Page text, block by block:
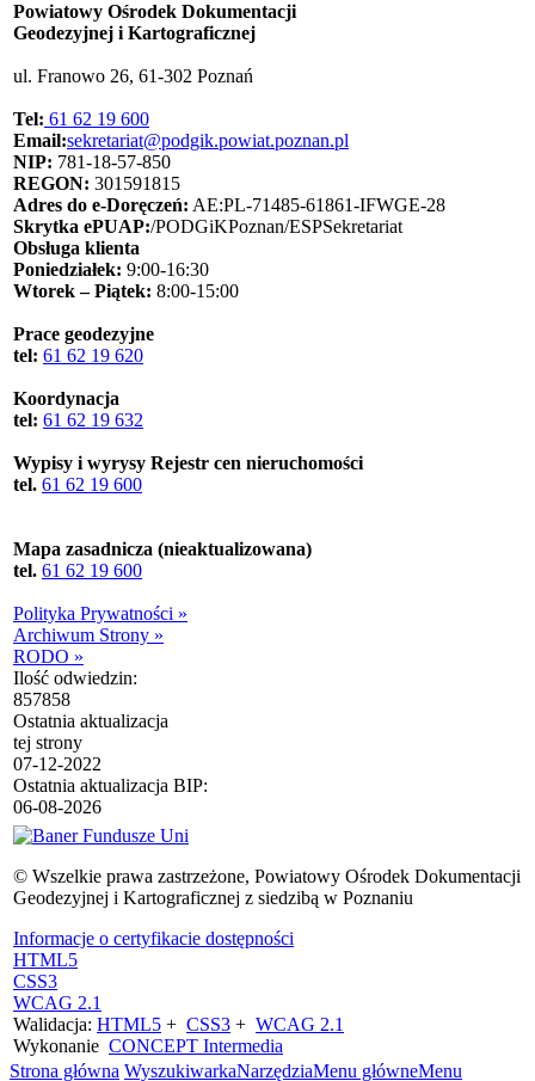
Powiatowy Ośrodek Dokumentacji
Geodezyjnej i Kartograficznej
ul. Franowo 26, 61-302 Poznań
Tel: 61 62 19 600
Email:sekretariat@podgik.powiat.poznan.pl
NIP: 781-18-57-850
REGON: 301591815
Adres do e-Doręczeń: AE:PL-71485-61861-IFWGE-28
Skrytka ePUAP:/PODGiKPoznan/ESPSekretariat
Obsługa klienta
Poniedziałek: 9:00-16:30
Wtorek – Piątek: 8:00-15:00
Prace geodezyjne
tel: 61 62 19 620
Koordynacja
tel: 61 62 19 632
Wypisy i wyrysy Rejestr cen nieruchomości
tel. 61 62 19 600
Mapa zasadnicza (nieaktualizowana)
tel. 61 62 19 600
Polityka Prywatności »
Archiwum Strony »
RODO »
Ilość odwiedzin:
857858
Ostatnia aktualizacja
tej strony
07-12-2022
Ostatnia aktualizacja BIP:
06-08-2026
© Wszelkie prawa zastrzeżone, Powiatowy Ośrodek Dokumentacji
Geodezyjnej i Kartograficznej z siedzibą w Poznaniu
Informacje o certyfikacie dostępności
HTML5
CSS3
WCAG 2.1
Walidacja: HTML5 + CSS3 + WCAG 2.1
Wykonanie CONCEPT Intermedia
Strona główna WyszukiwarkaNarzędziaMenu główneMenu